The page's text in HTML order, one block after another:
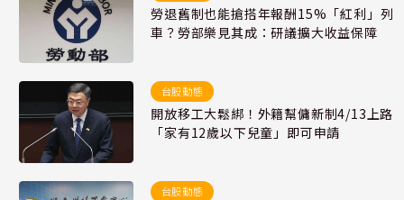
勞退舊制也能搶搭年報酬15%「紅利」列
車？勞部樂見其成：研議擴大收益保障
台股動態
開放移工大鬆綁！外籍幫傭新制4/13上路
「家有12歲以下兒童」即可申請
台股動態